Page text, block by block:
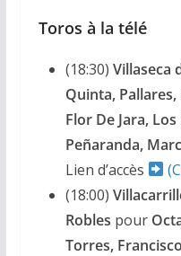
Toros à la télé
(18:30) Villaseca
Quinta,
Flor De Jara,
Peñaranda,
Lien d’accès
(18:00)
Robles pour
Torres,